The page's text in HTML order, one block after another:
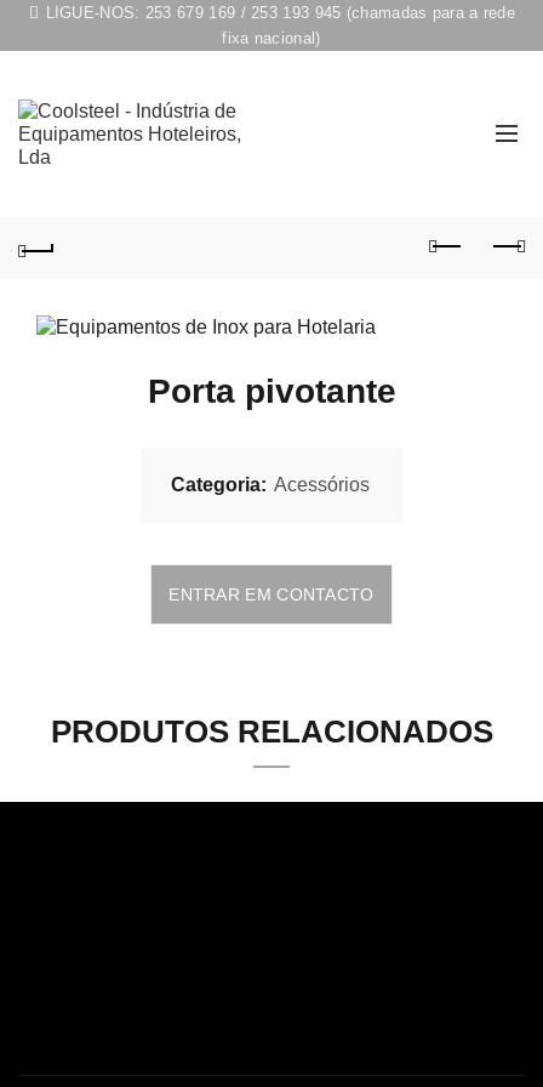
LIGUE-NOS: 253 679 169 /253 193 945 (chamadas para a rede
fixa nacional)
Porta pivotante
Categoria: Acessórios
ENTRAR EM CONTACTO
PRODUTOS RELACIONADOS